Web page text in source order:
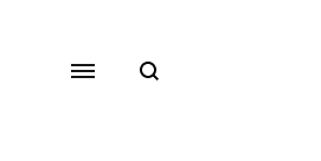
MenuBuscar